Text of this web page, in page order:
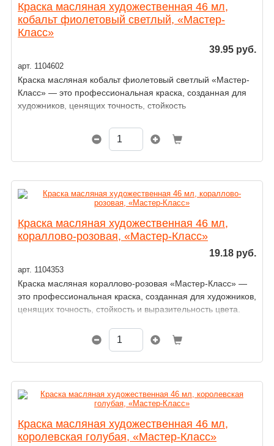
Краска масляная художественная 46 мл,
кобальт фиолетовый светлый, «Мастер-
Класс»
39.95 руб.
арт. 1104602
Краска масляная кобальт фиолетовый светлый «Мастер-
Класс» — это профессиональная краска, созданная для
художников, ценящих точность, стойкость
Краска масляная художественная 46 мл,
кораллово-розовая, «Мастер-Класс»
19.18 руб.
арт. 1104353
Краска масляная кораллово-розовая «Мастер-Класс» —
это профессиональная краска, созданная для художников,
ценящих точность, стойкость и выразительность цвета.
Краска масляная художественная 46 мл,
королевская голубая, «Мастер-Класс»